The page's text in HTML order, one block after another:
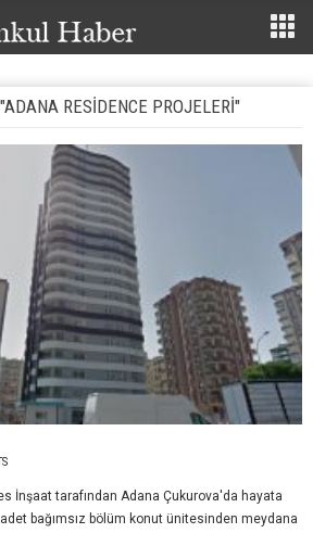
RESIDENCE PROJELERI"
İnşaat tarafından Adana Çukurova'da hayata
bağımsız bölüm konut ünitesinden meydana